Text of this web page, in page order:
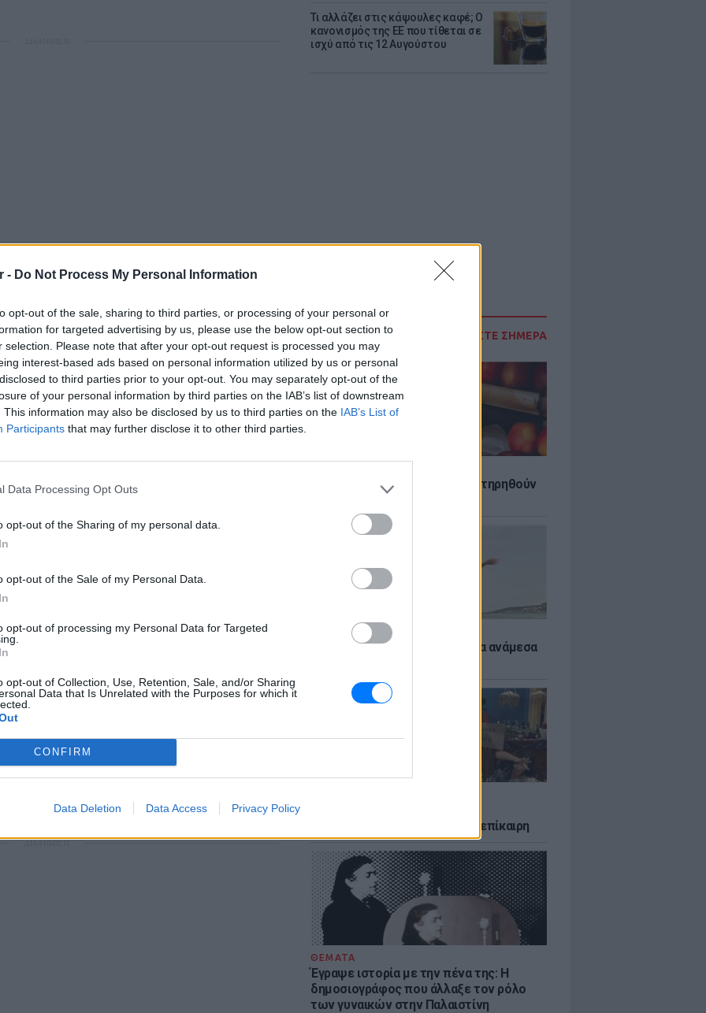
- Do Not Process My Personal Information
opt-out of the sale, sharing to third parties, or processing of your personal or
for targeted advertising by us, please use the below opt-out section to
selection. Please note that after your opt-out request is processed you may
interest-based ads based on personal information utilized by us or personal
to third parties prior to your opt-out. You may separately opt-out of the
of your personal information by third parties on the IAB’s list of downstream
This information may also be disclosed by us to third parties on the IAB’s List of
Participants that may further disclose it to other third parties.
Data Processing Opt Outs
opt-out of the Sharing of my personal data.
opt-out of the Sale of my Personal Data.
opt-out of processing my Personal Data for Targeted
opt-out of Collection, Use, Retention, Sale, and/or Sharing
Data that Is Unrelated with the Purposes for which it
CONFIRM
Data Deletion Data Access Privacy Policy
Τι αλλάζει στις κάψουλες καφέ; Ο
κανονισμός της ΕΕ που τίθεται σε
ισχύ από τις 12 Αυγούστου
ΔΙΑΒΑΣΤΕ ΣΗΜΕΡΑ
6 φρούτα που μπορουν να διατηρηθούν
Πώς να αποφύγεις το σύγκαμα ανάμεσα
νεοπλουτισμό και παραμένει επίκαιρη
ΘΕΜΑΤΑ
Έγραψε ιστορία με την πένα της: Η
δημοσιογράφος που άλλαξε τον ρόλο
των γυναικών στην Παλαιστίνη
ότι έλκει το νερό. Οι παραλίες
και οι άνθρωποι που ιδρώνουν κάτω από
άμμος έρχεται σε επαφή με κάτι βρεγμένο,
ή φυσικά και με την ίδια τη θάλασσα,
μια κολλώδη μάζα που θέλει να
βοηθήσει ώστε η άμμος να μείνει πάνω
πέφτει, είτε στο αυτοκίνητο,
την ποσότητα άμμου που
διχτυωτές σακούλες που μπορούν
χρησιμοποιούν ακόμη και ταλκ για
στο σώμα τους. Εάν όλα τα άλλα
παραλία λειτουργεί σε έναν μεγάλο
ιδιότητες, γιατί οι επαγγελματίες του
καθόλου άμμο πάνω τους; Όπως
αθλήματος λένε ότι οι άμμος θα πρέπει
μέγεθος, το οποίο δεν είναι το
ΔΙΑΦΗΜΙΣΗ